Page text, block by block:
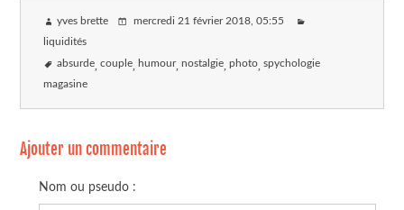
yves brette mercredi 21 février 2018, 05:55
liquidités
absurde couple humour nostalgie photo spychologie
magasine
Ajouter un commentaire
Nom ou pseudo :